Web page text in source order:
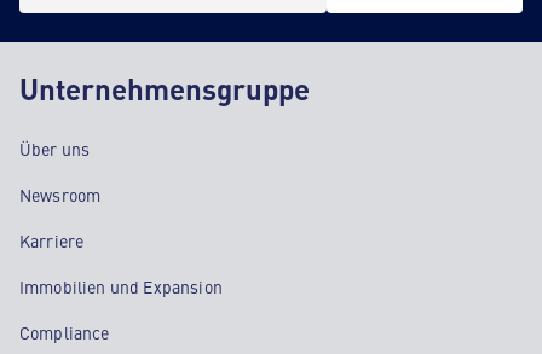
Unternehmensgruppe
Über uns
Newsroom
Karriere
Immobilien und Expansion
Compliance